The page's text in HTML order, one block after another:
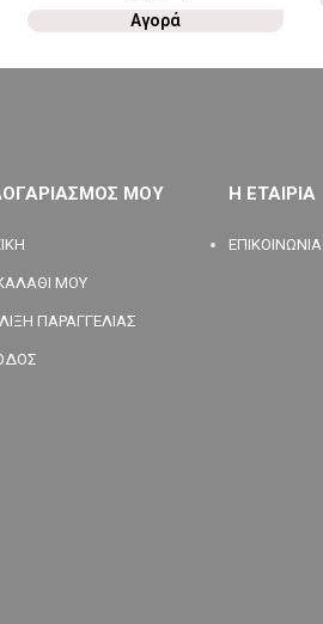
Αγορά
ΜΟΥ
ΜΟΥ
ΠΑΡΑΓΓΕΛΙΑΣ
Η ΕΤΑΙΡΙΑ
ΕΠΙΚΟΙΝΩΝΙΑ